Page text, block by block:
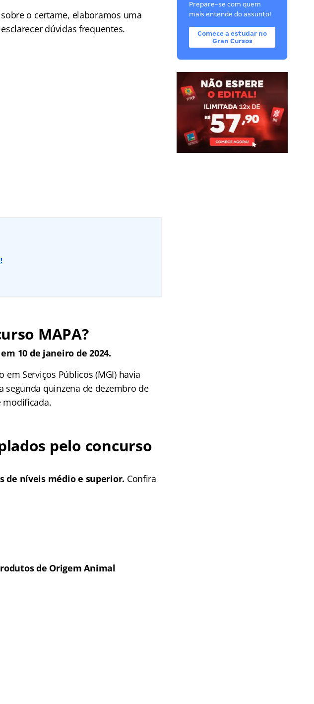
o certame, elaboramos uma
dúvidas frequentes.
MAPA?
10 de janeiro de 2024.
Serviços Públicos (MGI) havia
quinzena de dezembro de
modificada.
pelo concurso
de níveis médio e superior. Confira
de Origem Animal
Prepare-se com quem
mais entende do assunto!
Comece a estudar no
Gran Cursos